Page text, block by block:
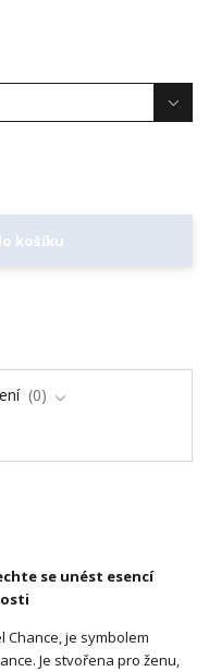
košíku
0
se unést esencí
Chance, je symbolem
Je stvořena pro ženu,